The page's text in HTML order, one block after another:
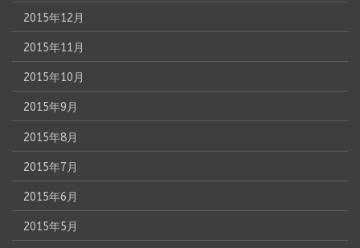
2015年12月
2015年11月
2015年10月
2015年9月
2015年8月
2015年7月
2015年6月
2015年5月